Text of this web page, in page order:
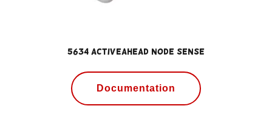
5634 ActiveAhead Node Sense
Documentation